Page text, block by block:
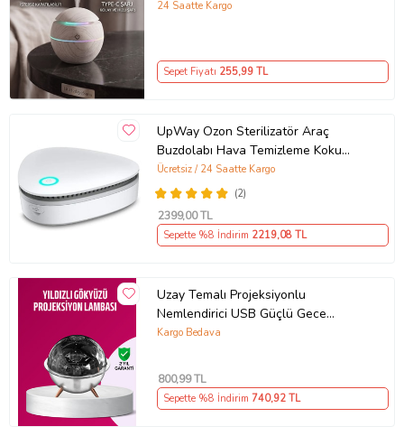
Ultrasonik Buhar Makinesi Aroma
24 Saatte Kargo
Sepet Fiyatı 255,99 TL
UpWay Ozon Sterilizatör Araç
Buzdolabı Hava Temizleme Koku
Giderici Dezenfeksiyon Cihazı
(2)
Ücretsiz / 24 Saatte Kargo
2399,00 TL
Sepette %8 İndirim 2219,08 TL
Uzay Temalı Projeksiyonlu
Nemlendirici USB Güçlü Gece
Lambası
Kargo Bedava
800,99 TL
Sepette %8 İndirim 740,92 TL